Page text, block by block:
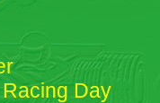
Day